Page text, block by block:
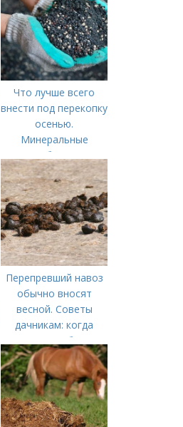
Что лучше всего
внести под перекопку
осенью.
Минеральные
удобрения
Перепревший навоз
обычно вносят
весной. Советы
дачникам: когда
вносить удобрение
— весной или осенью
(СОВЕТЫ ОПЫТНЫХ)